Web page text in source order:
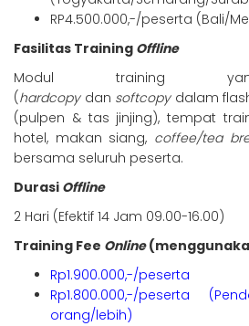
RP4.500.000,-/peserta (Bali/
Fasilitas Training Offline
Modul training
(hardcopydan softcopy dalam
(pulpen & tas jinjing), tempat
hotel, makan siang, coffee/tea
bersama seluruh peserta.
Durasi Offline
2 Hari (Efektif 14 Jam 09.00-16.00)
Training Fee Online
Rp1.900.000,-/peserta
Rp1.800.000,-/peserta
orang/lebih)